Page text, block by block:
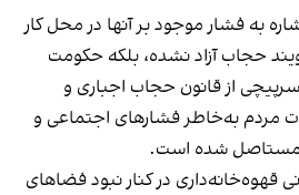
به فشار موجود بر آنها در محل کار
حجاب آزاد نشده، بلکه حکومت
از قانون حجاب اجباری و
مردم به‌خاطر فشارهای اجتماعی و
شده است.
قهوه‌‌خانه‌داری در کنار نبود فضاهای